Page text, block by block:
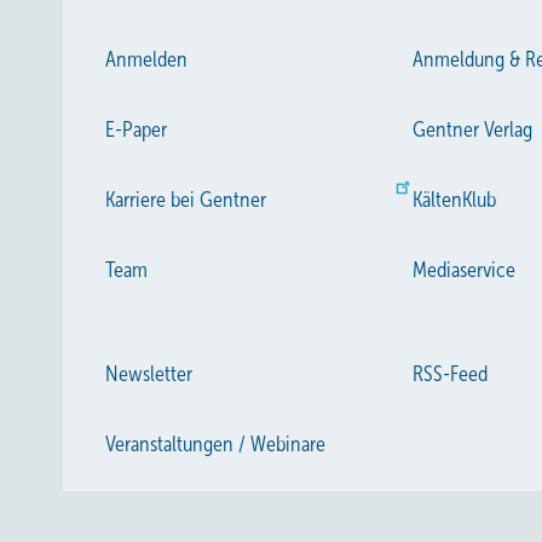
Anmelden Anmeldung &
E-Paper Gentner Verlag
Karriere bei Gentner KältenKlub
Team Mediaservice
Newsletter RSS-Feed
Veranstaltungen / Webinare